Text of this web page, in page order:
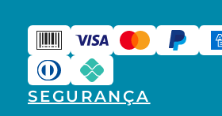
SEGURANÇA